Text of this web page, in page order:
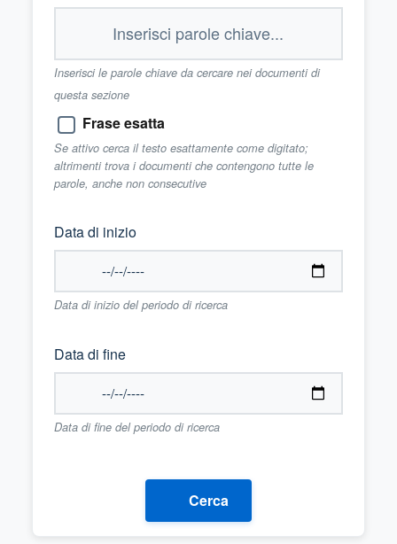
Inserisci le parole chiave da cercare nei documenti di
questa sezione
Frase esatta
Se attivo cerca il testo esattamente come digitato;
altrimenti trova i documenti che contengono tutte le
parole, anche non consecutive
Data di inizio
Data di inizio del periodo di ricerca
Data di fine
Data di fine del periodo di ricerca
Cerca